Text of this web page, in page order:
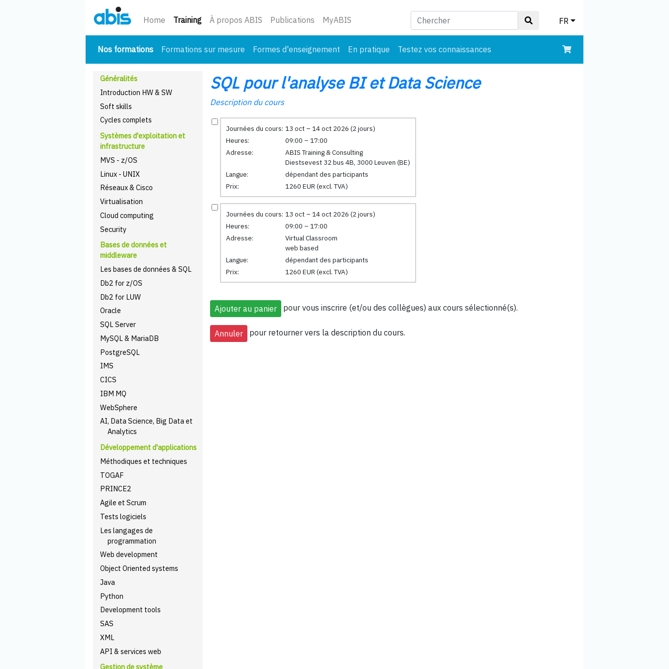
Home Training(courant)
À propos ABIS Publications MyABIS FR
Nos formations(courant)
Formations sur mesure Formes d'enseignement En pratique Testez vos connaissances
Généralités
Introduction HW & SW
Soft skills
Cycles complets
Systèmes d'exploitation et
infrastructure
MVS - z/OS
Linux - UNIX
Réseaux & Cisco
Virtualisation
Cloud computing
Security
Bases de données et
middleware
Les bases de données & SQL
Db2 for z/OS
Db2 for LUW
Oracle
SQL Server
MySQL & MariaDB
PostgreSQL
IMS
CICS
IBM MQ
WebSphere
AI, Data Science, Big Data et
Analytics
Développement d'applications
Méthodiques et techniques
TOGAF
PRINCE2
Agile et Scrum
Tests logiciels
Les langages de
programmation
Web development
Object Oriented systems
Java
Python
Development tools
SAS
XML
API & services web
Gestion de système
SQL pour l'analyse BI et Data Science
Description du cours
Journées du cours: 13 oct – 14 oct 2026 (2 jours)
Heures:
09:00 – 17:00
Adresse:
ABIS Training & Consulting
Diestsevest 32 bus 4B, 3000 Leuven (BE)
Langue:
dépendant des participants
Prix:
1260 EUR (excl. TVA)
Journées du cours: 13 oct – 14 oct 2026 (2 jours)
Heures:
09:00 – 17:00
Adresse:
Virtual Classroom
web based
Langue:
dépendant des participants
Prix:
1260 EUR (excl. TVA)
pour vous inscrire (et/ou des collègues) aux cours sélectionné(s).
pour retourner vers la description du cours.